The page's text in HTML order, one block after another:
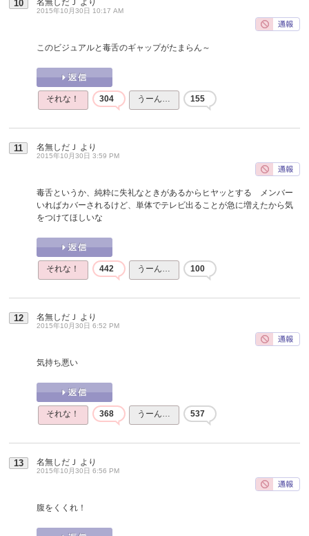
10 名無しだＪ より
2015年10月30日 10:17 AM
このビジュアルと毒舌のギャップがたまらん～
それな！ 304 うーん… 155
11 名無しだＪ より
2015年10月30日 3:59 PM
毒舌というか、純粋に失礼なときがあるからヒヤッとする メンバー
いればカバーされるけど、単体でテレビ出ることが急に増えたから気
をつけてほしいな
それな！ 442 うーん… 100
12 名無しだＪ より
2015年10月30日 6:52 PM
気持ち悪い
それな！ 368 うーん… 537
13 名無しだＪ より
2015年10月30日 6:56 PM
腹をくくれ！